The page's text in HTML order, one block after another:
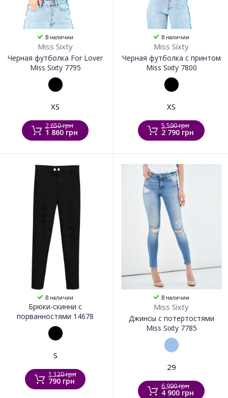
В наличии
Miss Sixty
Черная футболка For Lover
Miss Sixty 7795
XS
2 650 грн
1 860 грн
В наличии
Miss Sixty
Черная футболка с принтом
Miss Sixty 7800
XS
5 590 грн
2 790 грн
В наличии
Брюки-скинни с
порванностями 14678
S
1 120 грн
790 грн
В наличии
Miss Sixty
Джинсы с потертостями
Miss Sixty 7785
29
6 990 грн
4 900 грн